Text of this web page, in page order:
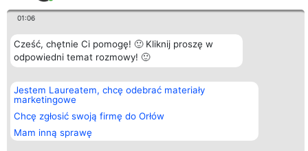
01:06
Cześć, chętnie Ci pomogę! 🙂 Kliknij proszę w
odpowiedni temat rozmowy! 🙂
Jestem Laureatem, chcę odebrać materiały
marketingowe
Chcę zgłosić swoją firmę do Orłów
Mam inną sprawę
Wrocław 50-079
381313360 | NIP 8943132676
+48 508 492 400
Regulamin
Polityka
Prywatności